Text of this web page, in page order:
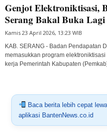
Genjot Elektroniktisasi,
Serang Bakal Buka
Kamis 23 April 2026, 13:23 WIB
KAB. SERANG - Badan Pendapatan
memasukkan program
kerja Pemerintah Kabupaten
Baca berita lebih cepat
aplikasi BantenNews.co.id